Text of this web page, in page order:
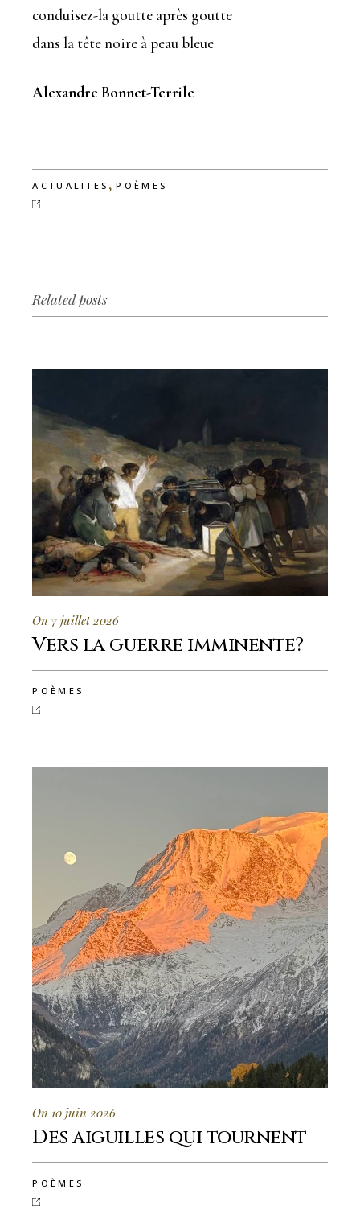
conduisez-la goutte après goutte
dans la tête noire à peau bleue
Alexandre Bonnet-Terrile
ACTUALITES ,POÈMES
Related posts
On 7 juillet 2026
Vers la guerre imminente?
POÈMES
On 10 juin 2026
Des aiguilles qui tournent
POÈMES